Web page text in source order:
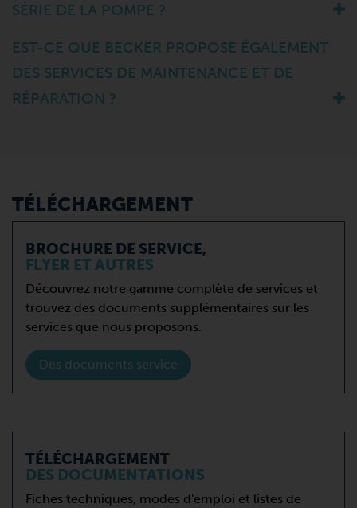
SÉRIE DE LA POMPE ?
EST-CE QUE BECKER PROPOSE ÉGALEMENT
DES SERVICES DE MAINTENANCE ET DE
RÉPARATION ?
TÉLÉCHARGEMENT
BROCHURE DE SERVICE,
FLYER ET AUTRES
Découvrez notre gamme complète de services et
trouvez des documents supplémentaires sur les
services que nous proposons.
Des documents service
TÉLÉCHARGEMENT
DES DOCUMENTATIONS
Fiches techniques, modes d'emploi et listes de